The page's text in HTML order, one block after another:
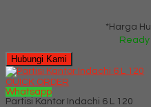
*Harga
Ready
Hubungi Kami
QUICK ORDER
Whatsapp
Partisi Kantor Indachi 6 L 120